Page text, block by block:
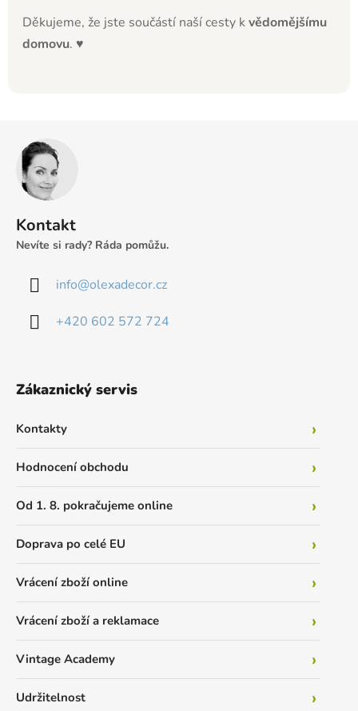
Děkujeme, že jste součástí naší cesty kvědomějšímu
domovu. ♥
Kontakt
Nevíte si rady? Ráda pomůžu.
info@olexadecor.cz
+420 602 572 724
Zákaznický servis
Kontakty
Hodnocení obchodu
Od 1. 8. pokračujeme online
Doprava po celé EU
Vrácení zboží online
Vrácení zboží a reklamace
Vintage Academy
Udržitelnost